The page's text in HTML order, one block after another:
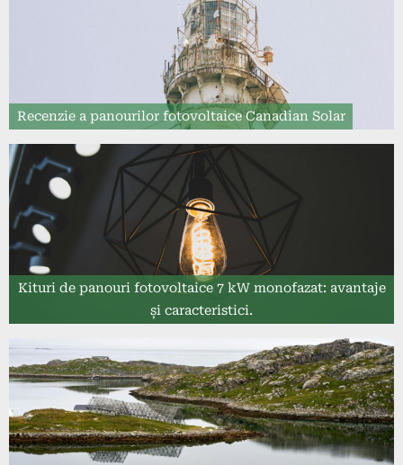
Recenzie a panourilor fotovoltaice Canadian Solar
Kituri de panouri fotovoltaice 7 kW monofazat: avantaje
și caracteristici.